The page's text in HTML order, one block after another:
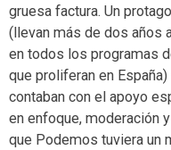
gruesa factura. Un
(llevan más de dos años
en todos los programas
que proliferan en
contaban con el apoyo
en enfoque, moderación
que Podemos tuviera un